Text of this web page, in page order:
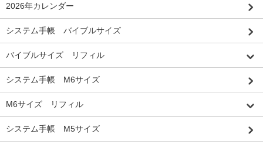
2026年カレンダー
システム手帳 バイブルサイズ
バイブルサイズ リフィル
システム手帳 M6サイズ
M6サイズ リフィル
システム手帳 M5サイズ